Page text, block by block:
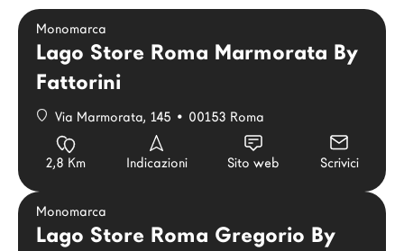
Contatti
Lavora con noi
Monomarca
Lago Store Roma Marmorata By
Fattorini
Via Marmorata, 145 • 00153 Roma
2,8 Km Indicazioni Sito web Scrivici
Monomarca
Lago Store Roma Gregorio By